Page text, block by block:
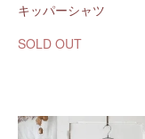
キッパーシャツ
SOLD OUT